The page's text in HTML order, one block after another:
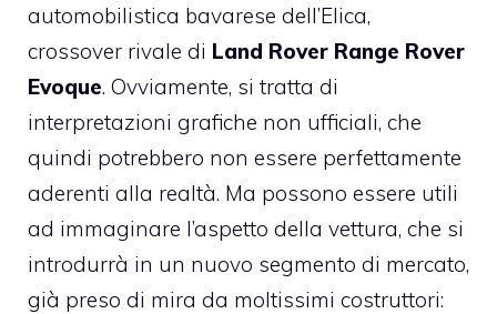
automobilistica bavarese dell’Elica,
crossover rivale di Land Rover Range Rover
Evoque. Ovviamente, si tratta di
interpretazioni grafiche non ufficiali, che
quindi potrebbero non essere perfettamente
aderenti alla realtà. Ma possono essere utili
ad immaginare l’aspetto della vettura, che si
introdurrà in un nuovo segmento di mercato,
già preso di mira da moltissimi costruttori: